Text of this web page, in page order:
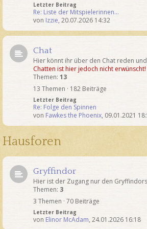
Letzter Beitrag
Re: Liste der Mitspielerinnen…
von Izzie, 20.07.2026 14:32
Chat
Hier könnt ihr über den Chat reden
Chatten ist hier jedoch nicht erwünscht!
Themen: 13
13 Themen · 182 Beiträge
Letzter Beitrag
Re: Folge den Spinnen
von Fawkes the Phoenix, 09.01.2021
Hausforen
Gryffindor
Hier ist der Zugang nur den
Themen: 3
3 Themen · 70 Beiträge
Letzter Beitrag
von Elinor McAdam, 24.01.2026 16:18